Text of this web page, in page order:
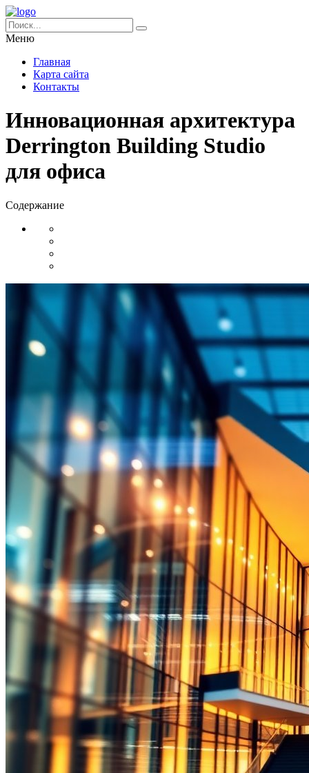
Меню
Главная
Карта сайта
Контакты
Инновационная архитектура
Derrington Building Studio
для офиса
Содержание